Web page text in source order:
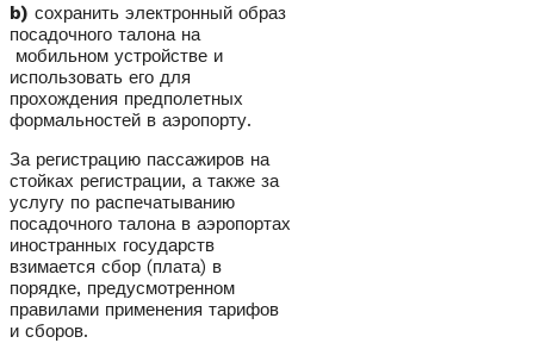
b) сохранить электронный образ
посадочного талона на
мобильном устройстве и
использовать его для
прохождения предполетных
формальностей в аэропорту.
За регистрацию пассажиров на
стойках регистрации, а также за
услугу по распечатыванию
посадочного талона в аэропортах
иностранных государств
взимается сбор (плата) в
порядке, предусмотренном
правилами применения тарифов
и сборов.